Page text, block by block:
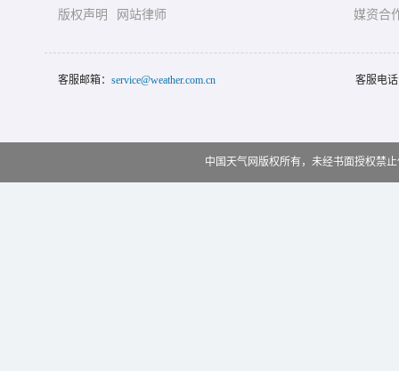
版权声明
网站律师
媒资合
客服邮箱： service@weather.com.cn 客服电
中国天气网版权所有，未经书面授权